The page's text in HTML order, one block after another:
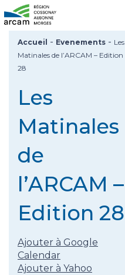
Accueil - Evenements - Les
Matinales de l’ARCAM – Edition
28
Les
Matinales
de
l’ARCAM –
Edition 28
Ajouter à Google
Calendar
Ajouter à Yahoo